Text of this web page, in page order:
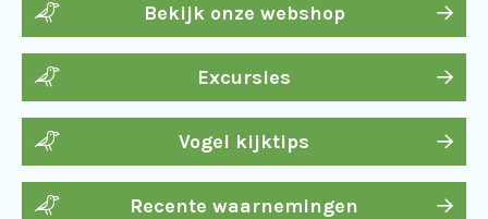
Bekijk onze webshop
Excursies
Vogel kijktips
Recente waarnemingen